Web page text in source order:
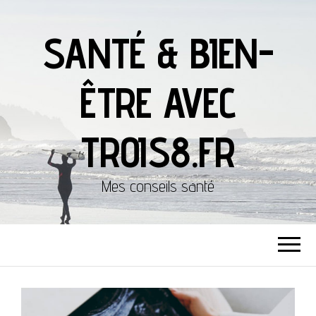
SANTÉ & BIEN-
ÊTRE AVEC
TROIS8.FR
Mes conseils santé